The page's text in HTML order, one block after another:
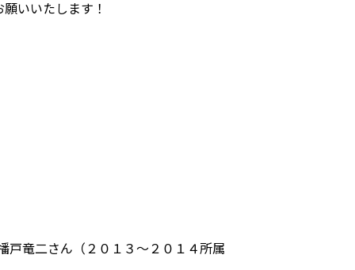
いいたします！
戸竜二さん（２０１３～２０１４所属